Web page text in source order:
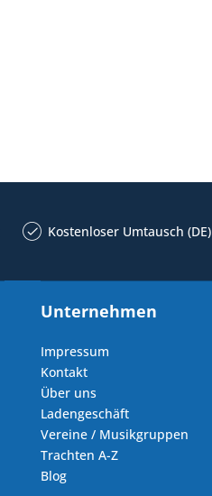
Kostenloser Umtausch (DE)
Unternehmen
Impressum
Kontakt
Über uns
Ladengeschäft
Vereine / Musikgruppen
Trachten A-Z
Blog